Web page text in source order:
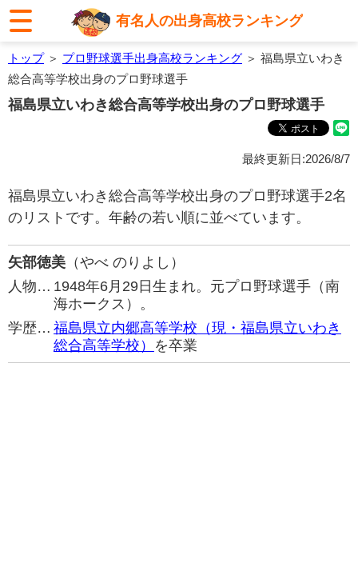
有名人の出身高校ランキング
トップ＞ プロ野球選手出身高校ランキング ＞ 福島県立いわき
総合高等学校出身のプロ野球選手
福島県立いわき総合高等学校出身のプロ野球選手
最終更新日:2026/8/7
福島県立いわき総合高等学校出身のプロ野球選手2名
のリストです。年齢の若い順に並べています。
矢部徳美 （やべ のりよし）
人物… 1948年6月29日生まれ。元プロ野球選手（南
海ホークス）。
学歴… 福島県立内郷高等学校（現・福島県立いわき
総合高等学校） を卒業